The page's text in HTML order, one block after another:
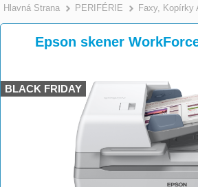
Hlavná Strana >
PERIFÉRIE Faxy, Kopírky
Epson skener
BLACK FRIDAY